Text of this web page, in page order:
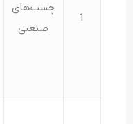
1
چسب‌های
صنعتی